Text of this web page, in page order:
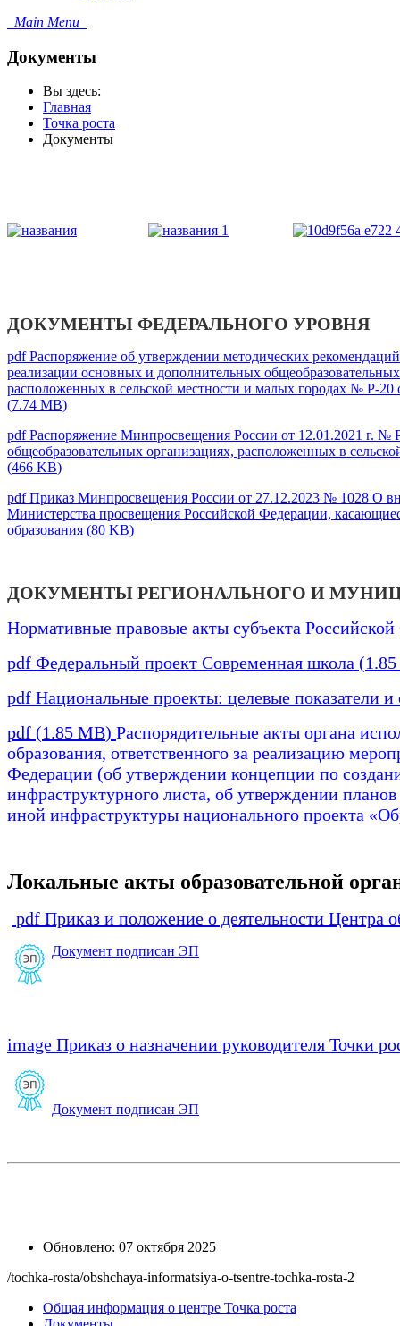
Main Menu
Документы
Вы здесь:
Главная
Точка роста
Документы
ДОКУМЕНТЫ ФЕДЕРАЛЬНОГО УРОВНЯ
pdfРаспоряжение об утверждении методических
реализации основных и дополнительных
расположенных в сельской местности и малых городах № Р-20
(7.74 MB)
pdfРаспоряжение Минпросвещения России от 12.01.2021 г.
общеобразовательных организациях, расположенных в
(466 KB)
pdfПриказ Минпросвещения России от 27.12.2023 № 1028 О
Министерства просвещения Российской Федерации,
образования (80 KB)
ДОКУМЕНТЫ РЕГИОНАЛЬНОГО И
Нормативные правовые акты субъекта
pdf Федеральный проект Современная школа (
pdf Национальные проекты: целевые показатели
pdf (1.85 MB) Распорядительные акты органа
образования, ответственного за реализацию
Федерации (об утверждении концепции по
инфраструктурного листа, об утверждении
иной инфраструктуры национального проекта
Локальные акты образовательной
pdf Приказ и положение о деятельности Центра
Документ подписан ЭП
image Приказ о назначении руководителя Точки
Документ подписан ЭП
Обновлено: 07 октября 2025
/tochka-rosta/obshchaya-informatsiya-o-tsentre-tochka-rosta-2
Общая информация о центре Точка роста